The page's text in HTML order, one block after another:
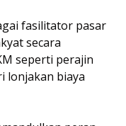
fasilitator pasar
secara
seperti perajin
lonjakan biaya